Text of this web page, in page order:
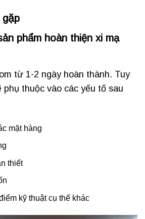
phẩm hoàn thiện xi mạ
từ 1-2 ngày hoàn thành. Tuy
phụ thuộc vào các yếu tố sau
mặt hàng
thiết
kỹ thuật cụ thể khác